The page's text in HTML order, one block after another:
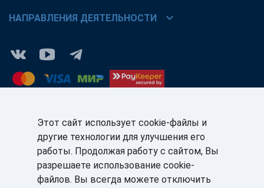
НАПРАВЛЕНИЯ ДЕЯТЕЛЬНОСТИ chevron_right
КЛИЕНТАМ:
+7 (812) 327-5141
sale@sb-sale.ru
ПАРТНЁРАМ:
+7 (812) 327-5025
partner@softbalance.ru
Этот сайт использует cookie-файлы и
другие технологии для улучшения его
работы. Продолжая работу с сайтом, Вы
разрешаете использование cookie-
файлов. Вы всегда можете отключить